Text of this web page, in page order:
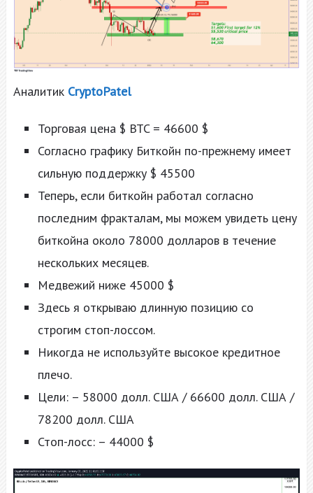
Аналитик CryptoPatel
Торговая цена $ BTC = 46600 $
Согласно графику Биткойн по-прежнему имеет
сильную поддержку $ 45500
Теперь, если биткойн работал согласно
последним фракталам, мы можем увидеть цену
биткойна около 78000 долларов в течение
нескольких месяцев.
Медвежий ниже 45000 $
Здесь я открываю длинную позицию со
строгим стоп-лоссом.
Никогда не используйте высокое кредитное
плечо.
Цели: – 58000 долл. США / 66600 долл. США /
78200 долл. США
Стоп-лосс: – 44000 $